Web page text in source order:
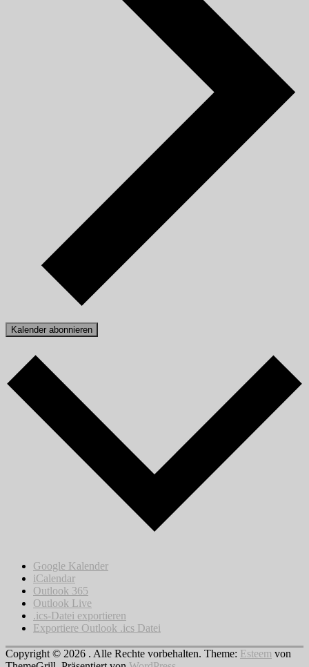
Kalender abonnieren
Google Kalender
iCalendar
Outlook 365
Outlook Live
.ics-Datei exportieren
Exportiere Outlook .ics Datei
Copyright © 2026 . Alle Rechte vorbehalten. Theme: Esteem von